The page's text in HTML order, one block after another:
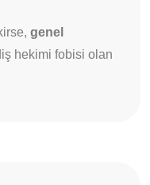
genel
hekimi fobisi olan